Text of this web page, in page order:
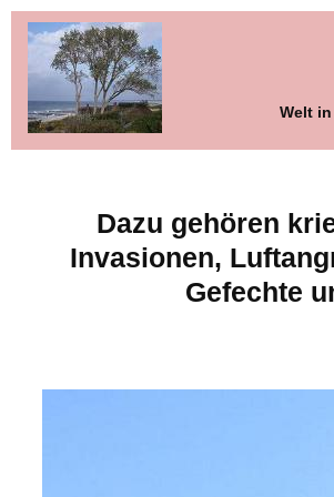
Welt
Dazu gehören
Invasionen,
Gefechte